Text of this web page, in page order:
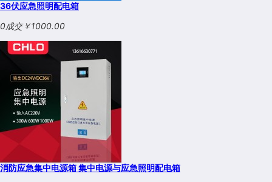
36伏应急照明配电箱
0成交￥1000.00
消防应急集中电源箱 集中电源与应急照明配电箱